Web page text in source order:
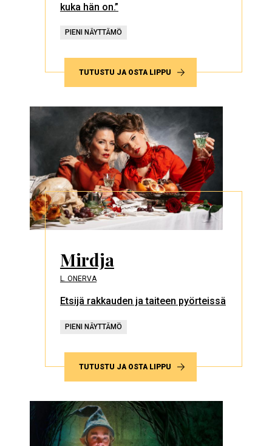
kuka hän on.”
PIENI NÄYTTÄMÖ
TUTUSTU JA OSTA LIPPU
Mirdja
L. ONERVA
Etsijä rakkauden ja taiteen pyörteissä
PIENI NÄYTTÄMÖ
TUTUSTU JA OSTA LIPPU